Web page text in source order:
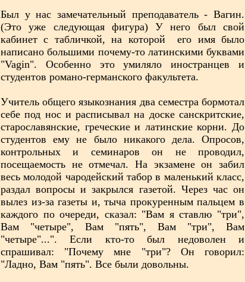
Был у нас замечательный преподаватель - Вагин.
(Это уже следующая фигура) У него был свой
кабинет с табличкой, на которой его имя было
написано большими почему-то латинскими буквами
"Vagin". Особенно это умиляло иностранцев и
студентов романо-германского факультета.
Учитель общего языкознания два семестра бормотал
себе под нос и расписывал на доске санскритские,
старославянские, греческие и латинские корни. До
студентов ему не было никакого дела. Опросов,
контрольных и семинаров он не проводил,
посещаемость не отмечал. На экзамене он забил
весь молодой чародейский табор в маленький класс,
раздал вопросы и закрылся газетой. Через час он
вылез из-за газеты и, тыча прокуренным пальцем в
каждого по очереди, сказал: "Вам я ставлю "три",
Вам "четыре", Вам "пять", Вам "три", Вам
"четыре"...". Если кто-то был недоволен и
спрашивал: "Почему мне "три"? Он говорил:
"Ладно, Вам "пять". Все были довольны.